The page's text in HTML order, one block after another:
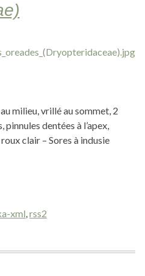
milieu, vrillé au sommet, 2
dentées à l’apex,
clair – Sores à indusie
xml,rss2